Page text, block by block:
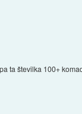
ta številka 100+